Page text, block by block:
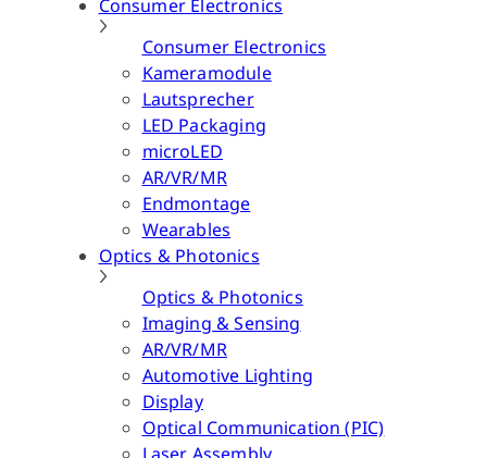
Consumer Electronics
Consumer Electronics
Kameramodule
Lautsprecher
LED Packaging
microLED
AR/VR/MR
Endmontage
Wearables
Optics & Photonics
Optics & Photonics
Imaging & Sensing
AR/VR/MR
Automotive Lighting
Display
Optical Communication (PIC)